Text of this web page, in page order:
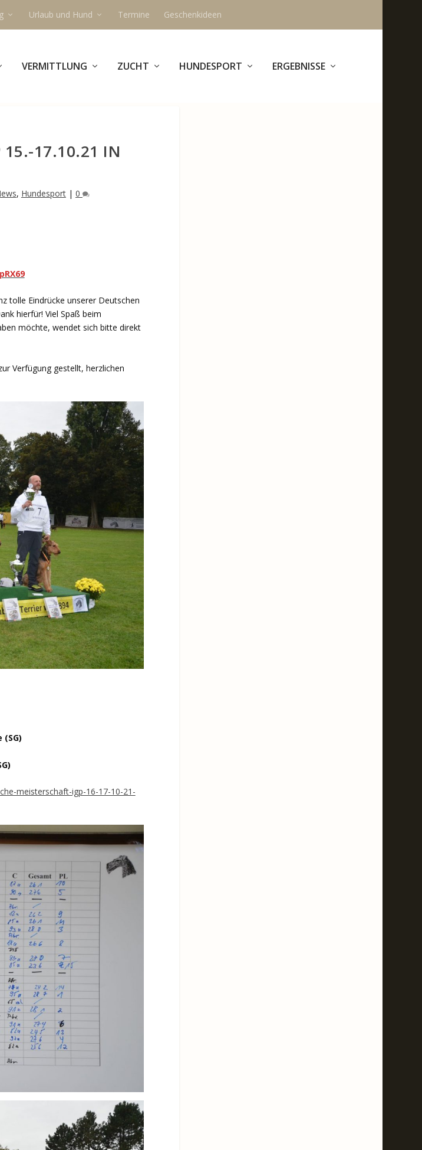
Urlaub und Hund Termine Geschenkideen
VERMITTLUNG ZUCHT HUNDESPORT ERGEBNISSE
15.-17.10.21 IN
, Hundesport| 0
tolle Eindrücke unserer Deutschen
hierfür! Viel Spaß beim
möchte, wendet sich bitte direkt
Verfügung gestellt, herzlichen
meisterschaft-igp-16-17-10-21-